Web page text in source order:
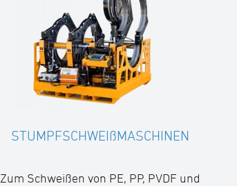
STUMPFSCHWEIßMASCHINEN
Zum Schweißen von PE, PP, PVDF und